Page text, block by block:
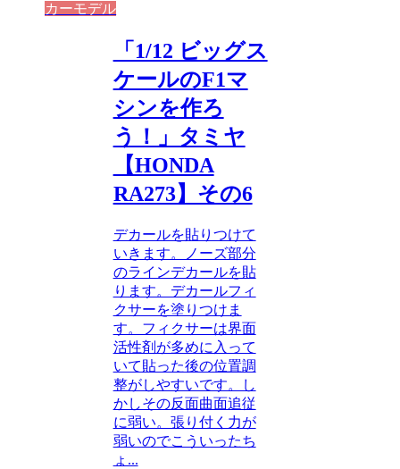
カーモデル
「1/12 ビッグス
ケールのF1マ
シンを作ろ
う！」タミヤ
【HONDA
RA273】その6
デカールを貼りつけて
いきます。ノーズ部分
のラインデカールを貼
ります。デカールフィ
クサーを塗りつけま
す。フィクサーは界面
活性剤が多めに入って
いて貼った後の位置調
整がしやすいです。し
かしその反面曲面追従
に弱い。張り付く力が
弱いのでこういったち
ょ...